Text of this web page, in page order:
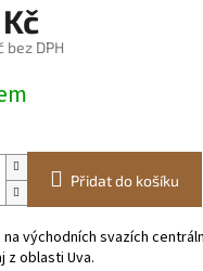
bez DPH
Přidat do košíku
východních svazích
z oblasti Uva.